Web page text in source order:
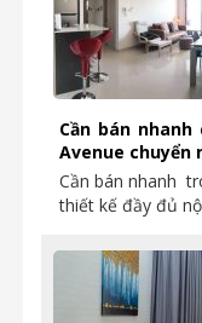
Cần bán nhanh
Avenue chuyển
Cần bán nhanh
thiết kế đầy đủ